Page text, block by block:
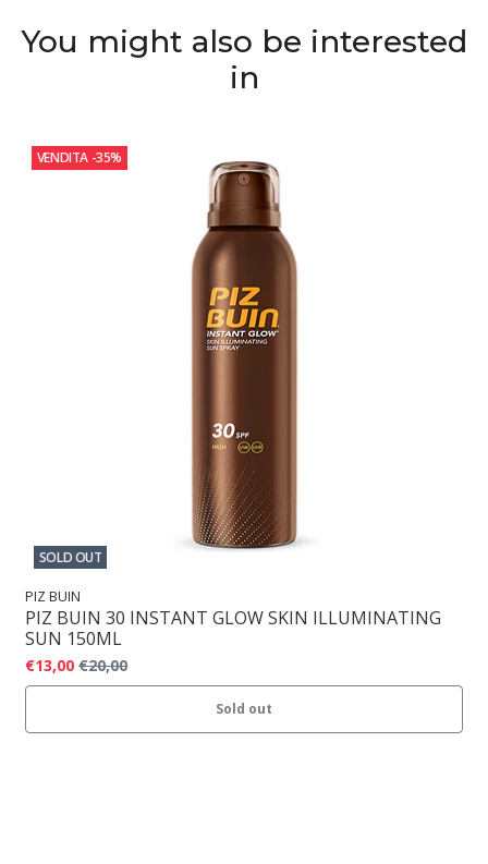
You might also be interested
in
VENDITA -35%
SOLD OUT
PIZ BUIN
PIZ BUIN 30 INSTANT GLOW SKIN ILLUMINATING
SUN 150ML
€13,00 €20,00
Sold out